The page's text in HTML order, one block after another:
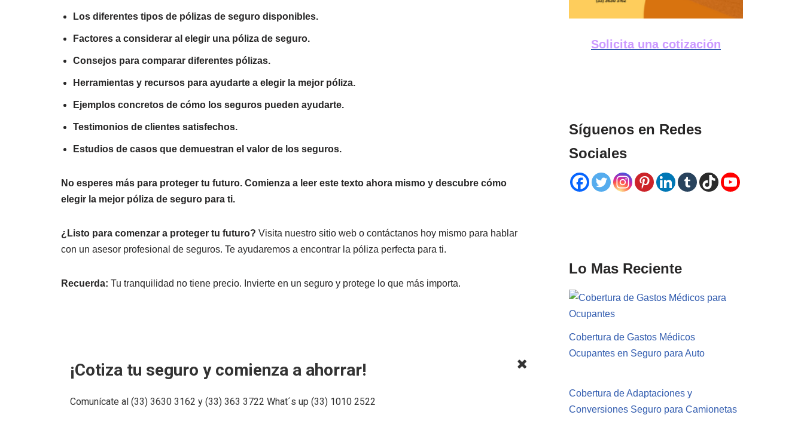
Los diferentes tipos de pólizas de seguro disponibles.
Factores a considerar al elegir una póliza de seguro.
Consejos para comparar diferentes pólizas.
Herramientas y recursos para ayudarte a elegir la mejor póliza.
Ejemplos concretos de cómo los seguros pueden ayudarte.
Testimonios de clientes satisfechos.
Estudios de casos que demuestran el valor de los seguros.
No esperes más para proteger tu futuro. Comienza a leer este texto ahora mismo y descubre cómo
elegir la mejor póliza de seguro para ti.
¿Listo para comenzar a proteger tu futuro? Visita nuestro sitio web o contáctanos hoy mismo para hablar
con un asesor profesional de seguros. Te ayudaremos a encontrar la póliza perfecta para ti.
Recuerda: Tu tranquilidad no tiene precio. Invierte en un seguro y protege lo que más importa.
¡Cotiza tu seguro y comienza a ahorrar!
Comunícate al (33) 3630 3162 y (33) 363 3722 What´s up (33) 1010 2522
Solicita una cotización
Síguenos en Redes
Sociales
Lo Mas Reciente
Cobertura de Gastos Médicos
Ocupantes en Seguro para Auto
Cobertura de Adaptaciones y
Conversiones Seguro para Camionetas